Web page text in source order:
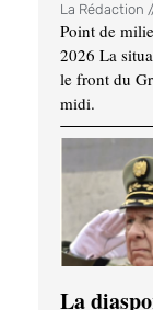
La Rédaction
Point de
2026 La
le front du
midi.
La